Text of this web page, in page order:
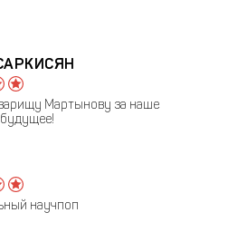
Мартынову за наше
научпоп